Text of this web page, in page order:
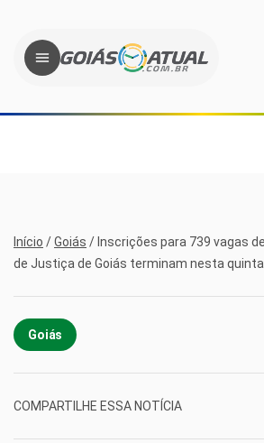
Início /Goiás / Inscrições para 739 vagas
de Justiça de Goiás terminam nesta
Goiás
COMPARTILHE ESSA NOTÍCIA